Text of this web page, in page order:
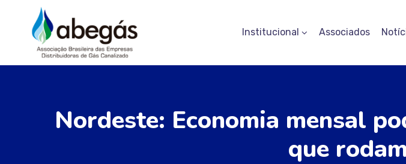
Institucional Associados
Nordeste: Economia mensal
que